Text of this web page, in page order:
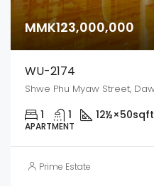
MMK123,000,000
WU-2174
1 1 12½×50sqft
APARTMENT
Prime Estate